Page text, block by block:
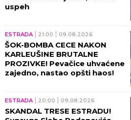
uspeh
ESTRADA 21:00 09.08.2026
ŠOK-BOMBA CECE NAKON
KARLEUŠINE BRUTALNE
PROZIVKE! Pevačice uhvaćene
zajedno, nastao opšti haos!
ESTRADA 20:00 09.08.2026
SKANDAL TRESE ESTRADU!